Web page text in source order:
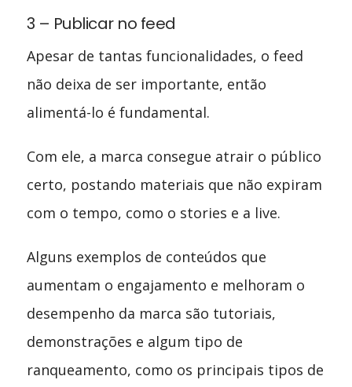
3 – Publicar no feed
Apesar de tantas funcionalidades, o feed
não deixa de ser importante, então
alimentá-lo é fundamental.
Com ele, a marca consegue atrair o público
certo, postando materiais que não expiram
com o tempo, como o stories e a live.
Alguns exemplos de conteúdos que
aumentam o engajamento e melhoram o
desempenho da marca são tutoriais,
demonstrações e algum tipo de
ranqueamento, como os principais tipos de